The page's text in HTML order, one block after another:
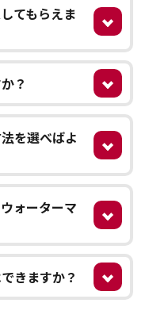
てもらえま
？
を選べばよ
ォーターマ
きますか？